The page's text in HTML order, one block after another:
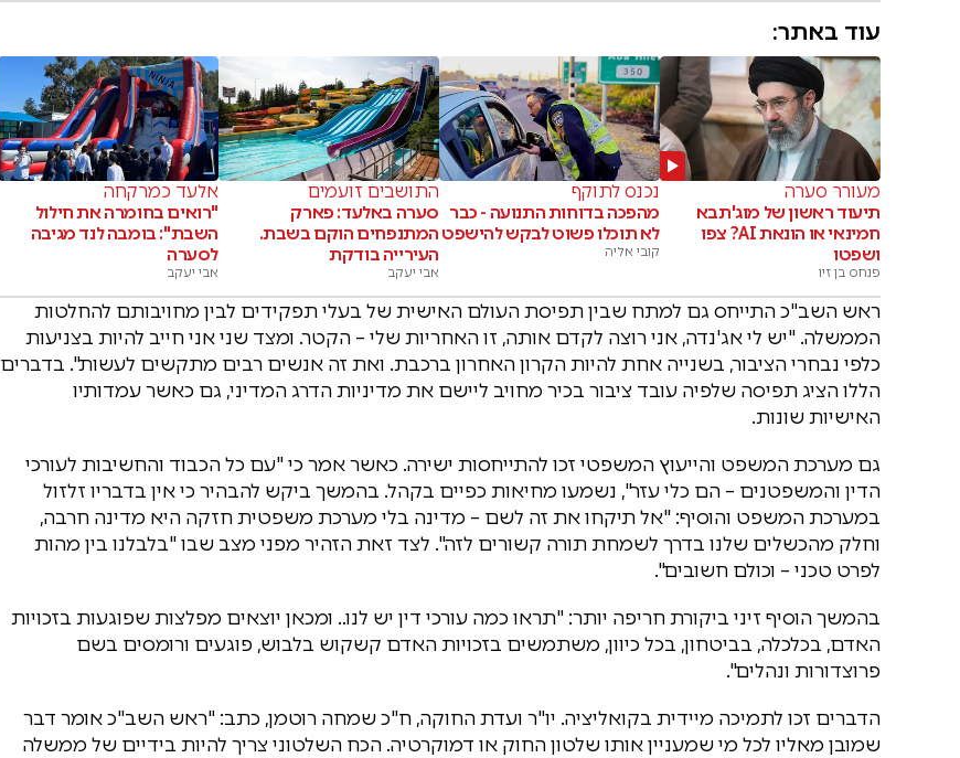
עוד באתר:
מעורר סערה
תיעוד ראשון של מוג'תבא
חמינאי או הונאת AI? צפו
ושפטו
פנחס בן זיו
נכנס לתוקף
מהפכה בדוחות התנועה - כבר
לא תוכלו פשוט לבקש להישפט
קובי אליה
התושבים זועמים
סערה באלעד: פארק
המתנפחים הוקם בשבת.
העירייה בודקת
אבי יעקב
אלעד כמרקחה
"רואים בחומרה את חילול
השבת": בומבה לנד מגיבה
לסערה
אבי יעקב
ראש השב"כ התייחס גם למתח שבין תפיסת העולם האישית של בעלי תפקידים לבין מחויבותם להחלטות
הממשלה. "יש לי אג'נדה, אני רוצה לקדם אותה, זו האחריות שלי – הקטר. ומצד שני אני חייב להיות בצניעות
כלפי נבחרי הציבור, בשנייה אחת להיות הקרון האחרון ברכבת. ואת זה אנשים רבים מתקשים לעשות". בדברים
הללו הציג תפיסה שלפיה עובד ציבור בכיר מחויב ליישם את מדיניות הדרג המדיני, גם כאשר עמדותיו
האישיות שונות.
גם מערכת המשפט והייעוץ המשפטי זכו להתייחסות ישירה. כאשר אמר כי "עם כל הכבוד והחשיבות לעורכי
הדין והמשפטנים – הם כלי עזר", נשמעו מחיאות כפיים בקהל. בהמשך ביקש להבהיר כי אין בדבריו זלזול
במערכת המשפט והוסיף: "אל תיקחו את זה לשם – מדינה בלי מערכת משפטית חזקה היא מדינה חרבה,
וחלק מהכשלים שלנו בדרך לשמחת תורה קשורים לזה". לצד זאת הזהיר מפני מצב שבו "בלבלנו בין מהות
לפרט טכני – וכולם חשובים".
בהמשך הוסיף זיני ביקורת חריפה יותר: "תראו כמה עורכי דין יש לנו.. ומכאן יוצאים מפלצות שפוגעות בזכויות
האדם, בכלכלה, בביטחון, בכל כיוון, משתמשים בזכויות האדם קשקוש בלבוש, פוגעים ורומסים בשם
פרוצדורות ונהלים".
הדברים זכו לתמיכה מיידית בקואליציה. יו"ר ועדת החוקה, ח"כ שמחה רוטמן, כתב: "ראש השב"כ אומר דבר
שמובן מאליו לכל מי שמעניין אותו שלטון החוק או דמוקרטיה. הכח השלטוני צריך להיות בידיים של ממשלה